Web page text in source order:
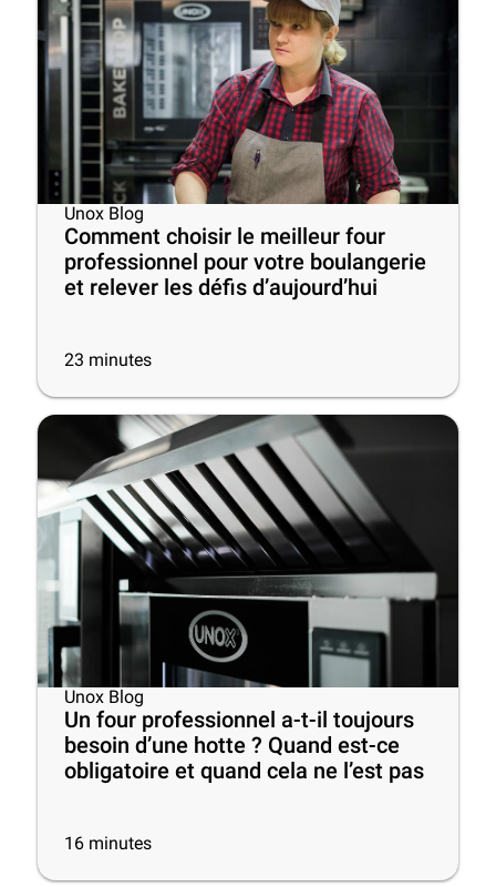
Unox Blog
Comment choisir le meilleur four
professionnel pour votre boulangerie
et relever les défis d’aujourd’hui
23 minutes
Unox Blog
Un four professionnel a-t-il toujours
besoin d’une hotte ? Quand est-ce
obligatoire et quand cela ne l’est pas
16 minutes